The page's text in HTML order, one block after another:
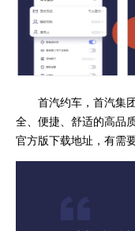
首汽约车，首汽集
全、便捷、舒适的高品
官方版下载地址，有需